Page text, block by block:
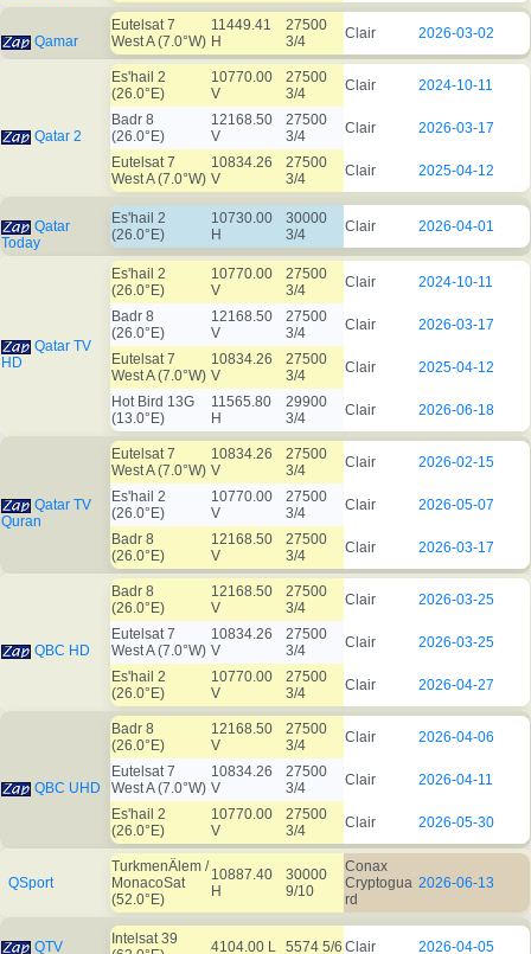
Qamar
Eutelsat 7
West A (7.0°W)
11449.41
H
27500
3/4
Clair 2026-03-02
Qatar 2
Es'hail 2
(26.0°E)
10770.00
V
27500
3/4
Clair 2024-10-11
Badr 8
(26.0°E)
12168.50
V
27500
3/4
Clair 2026-03-17
Eutelsat 7
West A (7.0°W)
10834.26
V
27500
3/4
Clair 2025-04-12
Qatar
Today
Es'hail 2
(26.0°E)
10730.00
H
30000
3/4
Clair 2026-04-01
Qatar TV
HD
Es'hail 2
(26.0°E)
10770.00
V
27500
3/4
Clair 2024-10-11
Badr 8
(26.0°E)
12168.50
V
27500
3/4
Clair 2026-03-17
Eutelsat 7
West A (7.0°W)
10834.26
V
27500
3/4
Clair 2025-04-12
Hot Bird 13G
(13.0°E)
11565.80
H
29900
3/4
Clair 2026-06-18
Qatar TV
Quran
Eutelsat 7
West A (7.0°W)
10834.26
V
27500
3/4
Clair 2026-02-15
Es'hail 2
(26.0°E)
10770.00
V
27500
3/4
Clair 2026-05-07
Badr 8
(26.0°E)
12168.50
V
27500
3/4
Clair 2026-03-17
QBC HD
Badr 8
(26.0°E)
12168.50
V
27500
3/4
Clair 2026-03-25
Eutelsat 7
West A (7.0°W)
10834.26
V
27500
3/4
Clair 2026-03-25
Es'hail 2
(26.0°E)
10770.00
V
27500
3/4
Clair 2026-04-27
QBC UHD
Badr 8
(26.0°E)
12168.50
V
27500
3/4
Clair 2026-04-06
Eutelsat 7
West A (7.0°W)
10834.26
V
27500
3/4
Clair 2026-04-11
Es'hail 2
(26.0°E)
10770.00
V
27500
3/4
Clair 2026-05-30
QSport
TurkmenÄlem /
MonacoSat
(52.0°E)
10887.40
H
30000
9/10
Conax
Cryptogua
rd
2026-06-13
QTV
Intelsat 39
4104.00 L 5574 5/6 Clair 2026-04-05